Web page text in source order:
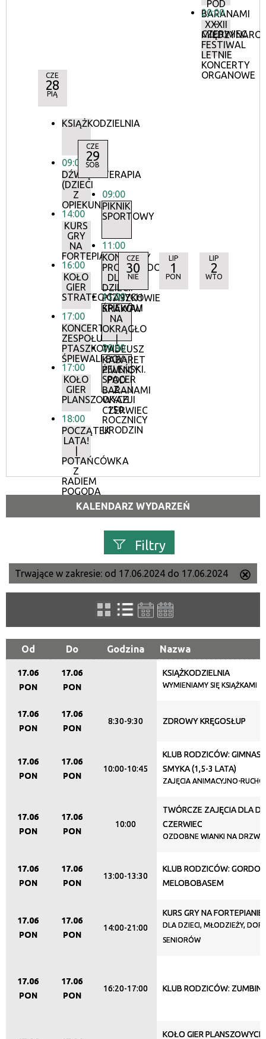
POD
BARANAMI
–
CZERWIEC
20:00
XXXII
FESTIWAL
LETNIE
KONCERTY
ORGANOWE
CZE
28
PIĄ
KSIĄŻKODZIELNIA
09:00
DŹWIĘKOTERAPIA
(DZIECI
Z
OPIEKUNAMI)
14:00
KURS
GRY
NA
FORTEPIANIE
16:00
KOŁO
GIER
STRATEGICZNYCH
17:00
KONCERT
ZESPOŁU
PTASZKOWIE
ŚPIEWALI
17:00
KOŁO
GIER
PLANSZOWYCH
18:00
POCZĄTEK
LATA!
POTAŃCÓWKA
Z
RADIEM
POGODA
CZE
29
SOB
09:00
PIKNIK
SPORTOWY
11:00
KONCERTY
PROMENADOWE
DLA
DZIECI:
PTASZKOWIE
ŚPIEWALI
15:00
KRAKÓW
NA
OKRĄGŁO
|
TADEUSZ
BOY-
ŻELEŃSKI.
SPACER
Z
OKAZJI
150.
ROCZNICY
URODZIN
20:00
KABARET
PIWNICY
POD
BARANAMI
–
CZERWIEC
CZE
30
NIE
LIP
1
PON
LIP
2
WTO
KALENDARZ WYDARZEŃ
Filtry
Szukana fraza
Kategoria
Trwające w zakresie
Miejsce
Organizator
Promowane
Trwające w zakresie: od 17.06.2024 do 17.06.2024
ten
Od Do Godzina Nazwa
17.06
PON
17.06
PON
KSIĄŻKODZIELNIA
WYMIENIAMY SIĘ KSIĄŻKAMI
17.06
PON
17.06
PON
8:30-9:30 ZDROWY KRĘGOSŁUP
17.06
PON
17.06
PON
10:00-10:45
KLUB RODZICÓW:
SMYKA (1,5-3 LATA)
ZAJĘCIA ANIMACYJNO-
17.06
PON
17.06
PON
10:00
TWÓRCZE ZAJĘCIA DLA
CZERWIEC
OZDOBNE WIANKI NA DRZWI
17.06
PON
17.06
PON
13:00-13:30
KLUB RODZICÓW:
MELOBOBASEM
17.06
PON
17.06
PON
14:00-21:00
KURS GRY NA FORTEPIANIE
DLA DZIECI, MŁODZIEŻY,
SENIORÓW
17.06
PON
17.06
PON
16:20-17:00 KLUB RODZICÓW: ZUMBINI
KOŁO GIER PLANSZOWYCH